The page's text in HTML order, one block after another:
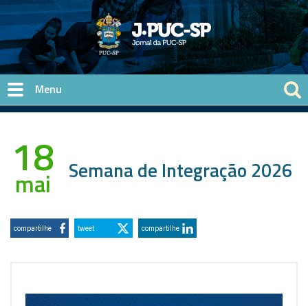
Pular para o conteúdo principal
18
mai Semana de Integração 2026
compartilhe tweet compartilhe